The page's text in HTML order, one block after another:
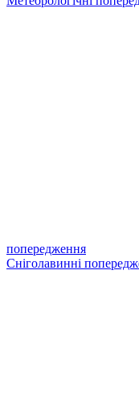
попередження
Сніголавинні